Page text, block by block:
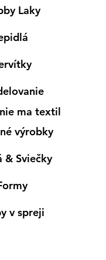
Laky
ma textil
výrobky
& Sviečky
v spreji